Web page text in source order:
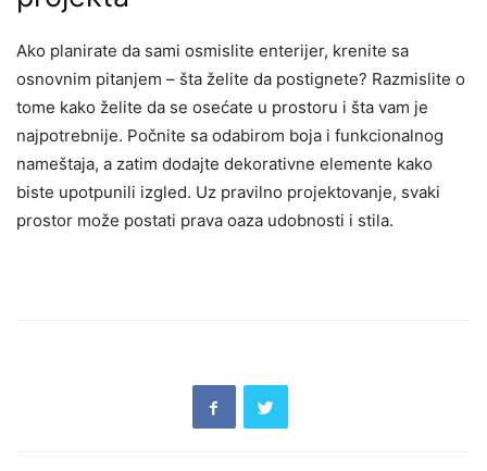
Ako planirate da sami osmislite enterijer, krenite sa
osnovnim pitanjem – šta želite da postignete? Razmislite o
tome kako želite da se osećate u prostoru i šta vam je
najpotrebnije. Počnite sa odabirom boja i funkcionalnog
nameštaja, a zatim dodajte dekorativne elemente kako
biste upotpunili izgled. Uz pravilno projektovanje, svaki
prostor može postati prava oaza udobnosti i stila.